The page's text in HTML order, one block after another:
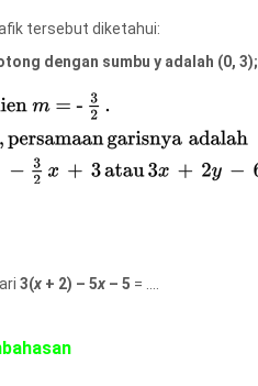
tersebut diketahui:
dengan sumbu y adalah (0, 3);
3(x + 2) – 5x – 5 = ....